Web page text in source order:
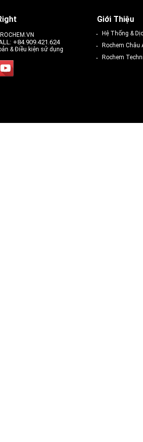
+84.909.421.624
& Điều kiện sử dụng
Giới Thiệu
Hệ Thống &
Rochem Châu
Rochem